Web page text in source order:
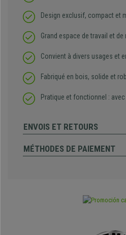
Design exclusif, compact et
Grand espace de travail et de
Convient à divers usages et
Fabriqué en bois, solide et
Pratique et fonctionnel :
ENVOIS ET RETOURS
MÉTHODES DE PAIEMENT